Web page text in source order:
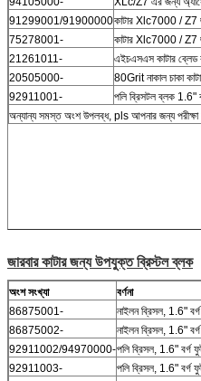
91299001/91900000কাটার Xlc7000 / Z7
75278001-
কাটার Xlc7000 / Z7
21261011-
এইচএসএস কাটার
20505000-
80Grit নাকাল চাকা
92911001-
পলি ব্রিসটল ব্লক
অন্যান্য সমস্ত অংশ উপলব্ধ, pls আপনার জন্য পরীক্ষা
জারবার কাটার জন্য উপযুক্ত ব্রিস্টল ব্লক
অংশ সংখ্যা
বর্ণনা
86875001-
নাইলন ব্রিসল, 1.6"
86875002-
নাইলন ব্রিসল, 1.6"
92911002/94970000-পলি ব্রিসল, 1.6" বর্গ
92911003-
পলি ব্রিসল, 1.6" বর্গ